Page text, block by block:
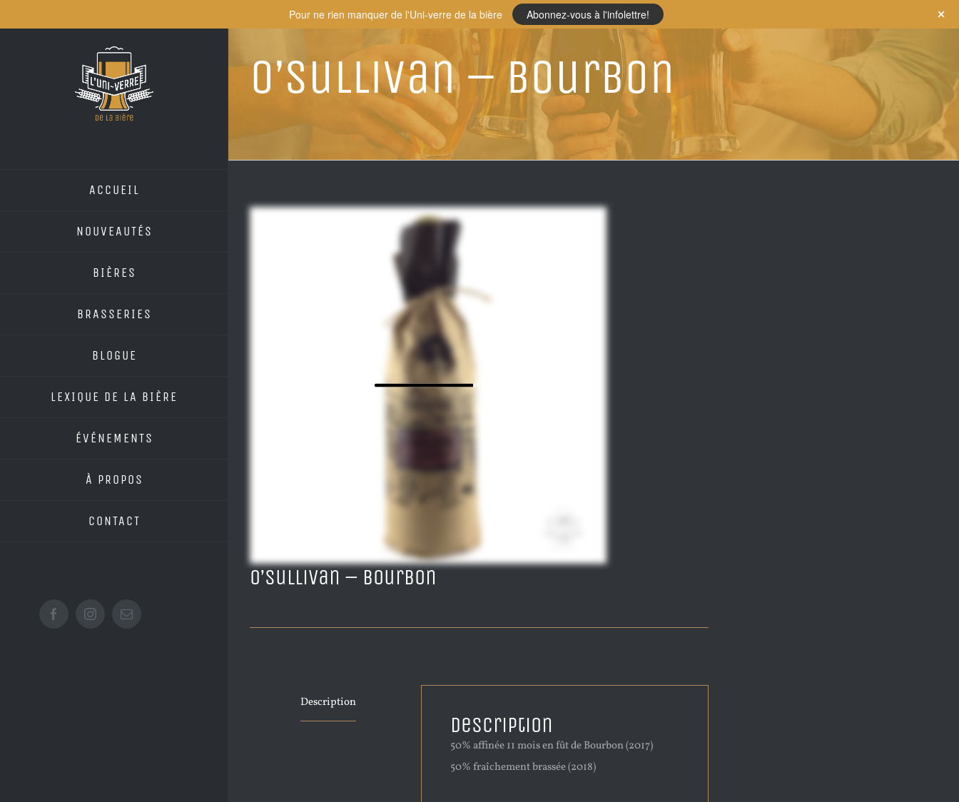
to
ACCUEIL
NOUVEAUTÉS
BIÈRES
BRASSERIES
BLOGUE
LEXIQUE DE LA BIÈRE
ÉVÉNEMENTS
À PROPOS
CONTACT
FacebookInstagramEmail
O’Sullivan – Bourbon
O’Sullivan – Bourbon
Description
Description
50% affinée 11 mois en fût de Bourbon (2017)
50% fraîchement brassée (2018)
Pour ne rien manquer de l'Uni-verre de la bière Abonnez-vous à l'infolettre!